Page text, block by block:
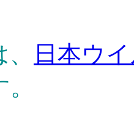
日本ウ